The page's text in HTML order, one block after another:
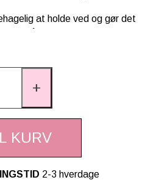
at holde ved og gør det
hvilket gør kæphesten nem at
motorik og kreativ leg.
skal stå som hos de fleste rigtige
Så følg vejledningen fra My
+
KURV
2-3 hverdage